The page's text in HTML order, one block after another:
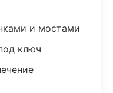
и мостами
ключ